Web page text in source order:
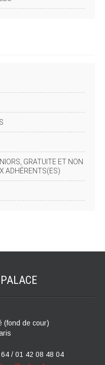
GRATUITE ET NON
ADHÉRENTS(ES)
PALACE
(fond de cour)
/ 01 42 08 48 04